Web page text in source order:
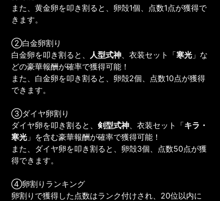
また、黄金卵を叩き割ると、卵殻1個、点数1点が獲得で
きます。
②白金卵割り
白金卵を叩き割ると、
人型式神 、衣装セット「寒光 」な
どの豪華報酬が確率で獲得可能！
また、白金卵を叩き割ると、卵殻2個、点数10点が獲得
できます。
③ダイヤ卵割り
ダイヤ卵を叩き割ると、剣型式神 、衣装セット「キラ・
寒光 」を含む豪華報酬が確率で獲得可能！
また、ダイヤ卵を叩き割ると、卵殻3個、点数50点が獲
得できます。
④卵割りランキング
卵割りで獲得した点数はランク付けされ、20位以内に